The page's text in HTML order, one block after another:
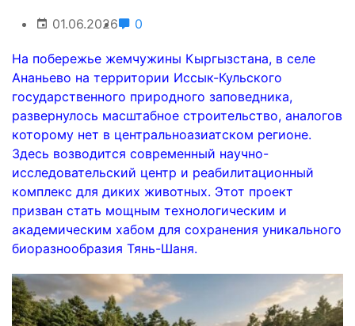
01.06.2026 0
На побережье жемчужины Кыргызстана, в селе
Ананьево на территории Иссык-Кульского
государственного природного заповедника,
развернулось масштабное строительство, аналогов
которому нет в центральноазиатском регионе.
Здесь возводится современный научно-
исследовательский центр и реабилитационный
комплекс для диких животных. Этот проект
призван стать мощным технологическим и
академическим хабом для сохранения уникального
биоразнообразия Тянь-Шаня.